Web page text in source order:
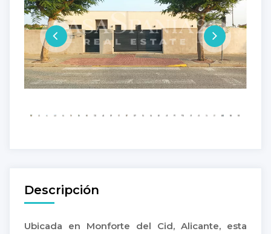
Descripción
Ubicada en Monforte del Cid, Alicante, esta